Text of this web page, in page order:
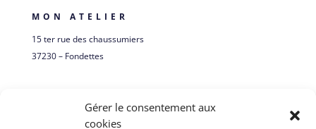
Gérer le consentement aux
cookies
MON ATELIER
15 ter rue des chaussumiers
37230 – Fondettes